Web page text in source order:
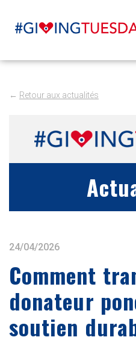
← Retour aux actualités
24/04/2026
Comment
donateur
soutien